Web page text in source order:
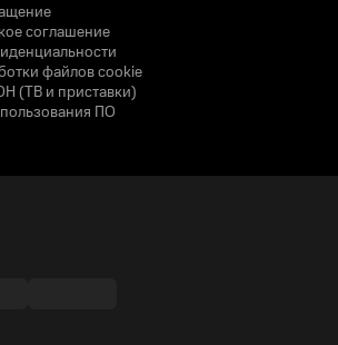
соглашение
файлов cookie
(ТВ и приставки)
ПО